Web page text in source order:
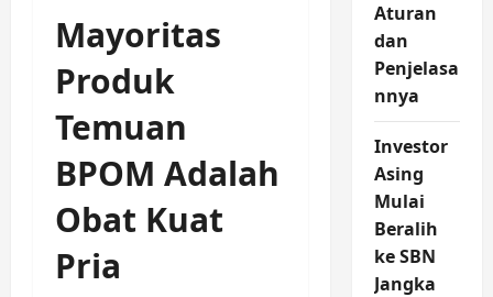
Mayoritas
Produk
Temuan
BPOM Adalah
Obat Kuat
Pria
Aturan
dan
Penjelasa
nnya
Investor
Asing
Mulai
Beralih
ke SBN
Jangka